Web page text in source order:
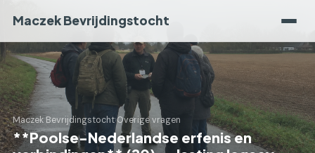
Maczek Bevrijdingstocht
Maczek Bevrijdingstocht›Overige vragen
**Poolse-Nederlandse erfenis en